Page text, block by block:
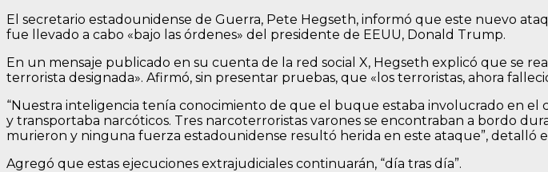
El secretario estadounidense de Guerra, Pete Hegseth, informó que este nuevo
fue llevado a cabo «bajo las órdenes» del presidente de EEUU, Donald Trump.
En un mensaje publicado en su cuenta de la red social X, Hegseth explicó que se
terrorista designada». Afirmó, sin presentar pruebas, que «los terroristas, ahora
“Nuestra inteligencia tenía conocimiento de que el buque estaba involucrado en
y transportaba narcóticos. Tres narcoterroristas varones se encontraban a bordo
murieron y ninguna fuerza estadounidense resultó herida en este ataque”, detalló
Agregó que estas ejecuciones extrajudiciales continuarán, “día tras día”.